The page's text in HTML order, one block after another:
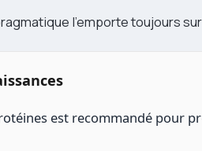
l’emporte toujours
est recommandé pour